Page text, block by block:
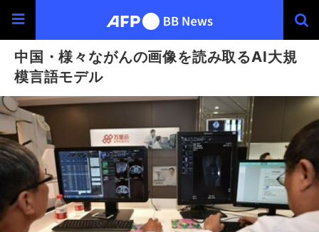
中国・様々ながんの画像を読み取るAI大規
模言語モデル